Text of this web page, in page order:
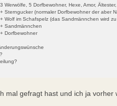
Werwölfe, 5 Dorfbewohner, Hexe, Amor,
Sterngucker (normaler Dorfbewohner der aber
Wolf im Schafspelz (das Sandmännchen wird
Sandmännchen
Dorfbewohner
mal gefragt hast und ich ja